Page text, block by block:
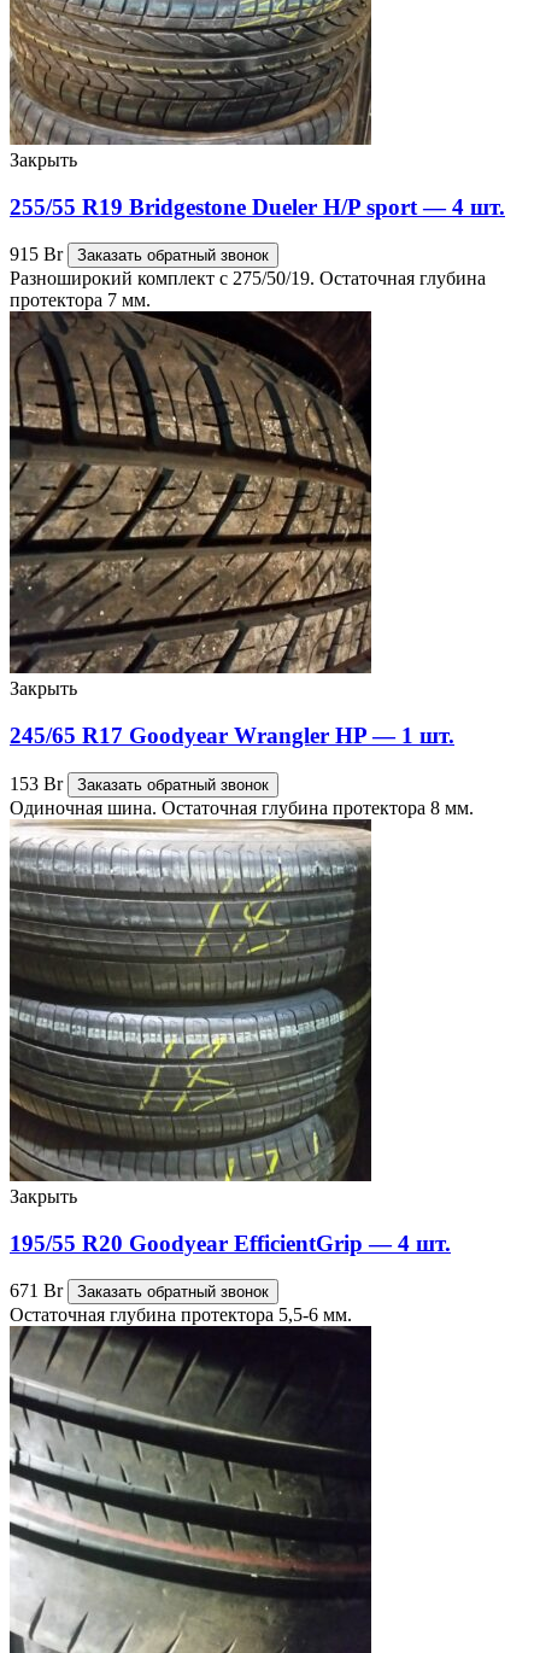
Закрыть
255/55 R19 Bridgestone Dueler H/P sport — 4 шт.
915 Br Заказать обратный звонок
Разноширокий комплект с 275/50/19. Остаточная глубина
протектора 7 мм.
Закрыть
245/65 R17 Goodyear Wrangler HP — 1 шт.
153 Br Заказать обратный звонок
Одиночная шина. Остаточная глубина протектора 8 мм.
Закрыть
195/55 R20 Goodyear EfficientGrip — 4 шт.
671 Br Заказать обратный звонок
Остаточная глубина протектора 5,5-6 мм.